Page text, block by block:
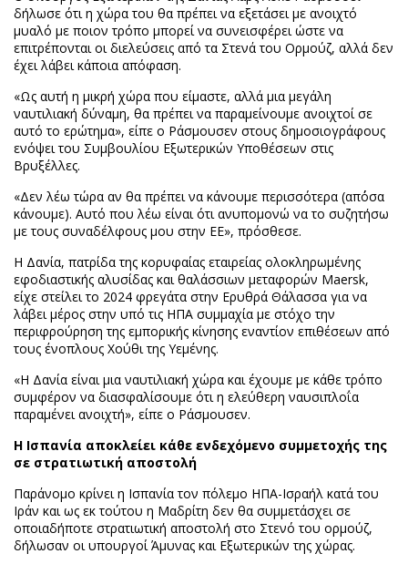
δήλωσε ότι η χώρα του θα πρέπει να εξετάσει με ανοιχτό
μυαλό με ποιον τρόπο μπορεί να συνεισφέρει ώστε να
επιτρέπονται οι διελεύσεις από τα Στενά του Ορμούζ, αλλά δεν
έχει λάβει κάποια απόφαση.
«Ως αυτή η μικρή χώρα που είμαστε, αλλά μια μεγάλη
ναυτιλιακή δύναμη, θα πρέπει να παραμείνουμε ανοιχτοί σε
αυτό το ερώτημα», είπε ο Ράσμουσεν στους δημοσιογράφους
ενόψει του Συμβουλίου Εξωτερικών Υποθέσεων στις
Βρυξέλλες.
«Δεν λέω τώρα αν θα πρέπει να κάνουμε περισσότερα (απ΄όσα
κάνουμε). Αυτό που λέω είναι ότι ανυπομονώ να το συζητήσω
με τους συναδέλφους μου στην ΕΕ», πρόσθεσε.
Η Δανία, πατρίδα της κορυφαίας εταιρείας ολοκληρωμένης
εφοδιαστικής αλυσίδας και θαλάσσιων μεταφορών Maersk,
είχε στείλει το 2024 φρεγάτα στην Ερυθρά Θάλασσα για να
λάβει μέρος στην υπό τις ΗΠΑ συμμαχία με στόχο την
περιφρούρηση της εμπορικής κίνησης εναντίον επιθέσεων από
τους ένοπλους Χούθι της Υεμένης.
«Η Δανία είναι μια ναυτιλιακή χώρα και έχουμε με κάθε τρόπο
συμφέρον να διασφαλίσουμε ότι η ελεύθερη ναυσιπλοΐα
παραμένει ανοιχτή», είπε ο Ράσμουσεν.
Η Ισπανία αποκλείει κάθε ενδεχόμενο συμμετοχής της
σε στρατιωτική αποστολή
Παράνομο κρίνει η Ισπανία τον πόλεμο ΗΠΑ-Ισραήλ κατά του
Ιράν και ως εκ τούτου η Μαδρίτη δεν θα συμμετάσχει σε
οποιαδήποτε στρατιωτική αποστολή στο Στενό του ορμούζ,
δήλωσαν οι υπουργοί Άμυνας και Εξωτερικών της χώρας.